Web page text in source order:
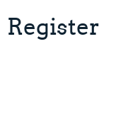
Register